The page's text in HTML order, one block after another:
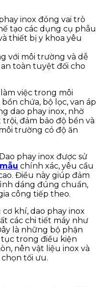
inox đóng vai trò
tạo các dụng cụ phẫu
thiết bị y khoa yêu
với môi trường và dễ
toàn tuyệt đối cho
việc trong môi
chứa, bộ lọc, van áp
dao phay inox, nhờ
đảm bảo độ bền và
trường có độ ăn
phay inox được sử
chính xác, yêu cầu
Điều này giúp đảm
dáng đúng chuẩn,
công tiếp theo.
cơ khí, dao phay inox
các chi tiết máy như
là những bộ phận
tục trong điều kiện
nên vật liệu inox và
tối ưu.